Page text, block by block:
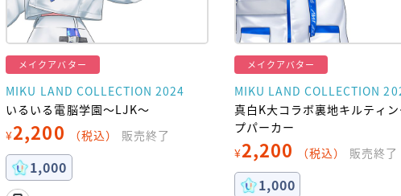
メイクアバター
MIKU LAND COLLECTION 2024
いるいる電脳学園～LJK～
¥2,200 （税込） 販売終了
1,000
メイクアバター
MIKU LAND COLLECTION
真白K大コラボ裏地キルティ
プパーカー
¥2,200 （税込） 販売終了
1,000